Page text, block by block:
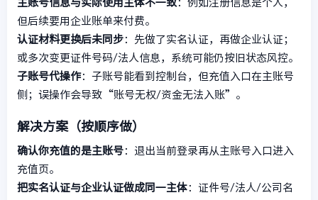
主账号信息与实际使用主体不一致 ：例如注册信息是个人，
但后续要用企业账单来付费。
认证材料更换后未同步 ：先做了实名认证，再做企业认证；
或多次变更证件号码/法人信息，系统可能仍按旧状态风控。
子账号代操作：子账号能看到控制台，但充值入口在主账号
侧；误操作会导致“账号无权/资金无法入账”。
解决方案（按顺序做）
确认你充值的是主账号 ：退出当前登录再从主账号入口进入
充值页。
把实名认证与企业认证做成同一主体 ：证件号/法人/公司名